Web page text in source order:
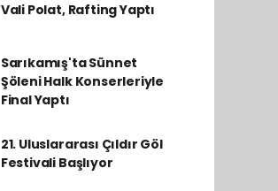
Vali Polat, Rafting Yaptı
Sarıkamış'ta Sünnet
Şöleni Halk Konserleriyle
Final Yaptı
21. Uluslararası Çıldır Göl
Festivali Başlıyor